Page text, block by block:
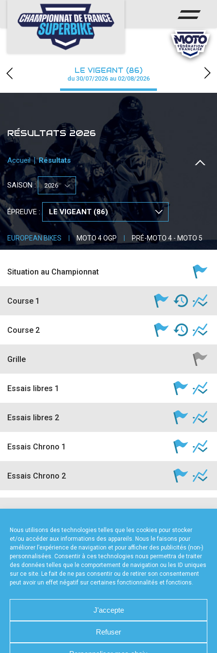
Nous utilisons des technologies telles que les cookies pour stocker
et/ou accéder aux informations des appareils. Nous le faisons pour
améliorer l’expérience de navigation et pour afficher des publicités (non-)
personnalisées. Consentir à ces technologies nous permettra de traiter
des données telles que le comportement de navigation ou les ID uniques
sur ce site. Le fait de ne pas consentir ou de retirer son consentement
peut avoir un effet négatif sur certaines fonctionnalités et fonctions.
J'accepte
Refuser
ACCUEIL
CHAMPIONNAT
CALENDRIER
PHOTOS / WEB TV
PARTENAIRES
PRESSE
PRESSE
accéder à la billetterie
LE VIGEANT (86)
du 30/07/2026 au 02/08/2026
RÉSULTATS 2026
Accueil Résultats
SAISON :
ÉPREUVE :
EUROPEAN BIKES MOTO 4 OGP PRÉ-MOTO 4 - MOTO 5
Situation au Championnat
Course 1
Course 2
Grille
Essais libres 1
Essais libres 2
Essais Chrono 1
Essais Chrono 2